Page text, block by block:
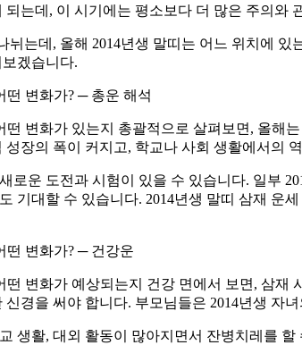
는데, 이 시기에는 평소보다 더 많은 주의와
뉘는데, 올해 2014년생 말띠는 어느 위치에
겠습니다.
떤 변화가? ─ 총운 해석
떤 변화가 있는지 총괄적으로 살펴보면, 올해
장의 폭이 커지고, 학교나 사회 생활에서의
로운 도전과 시험이 있을 수 있습니다. 일부
기대할 수 있습니다. 2014년생 말띠 삼재
떤 변화가? ─ 건강운
떤 변화가 예상되는지 건강 면에서 보면, 삼
경을 써야 합니다. 부모님들은 2014년생
생활, 대외 활동이 많아지면서 잔병치레를